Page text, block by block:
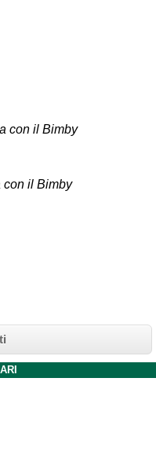
con il Bimby
con il Bimby